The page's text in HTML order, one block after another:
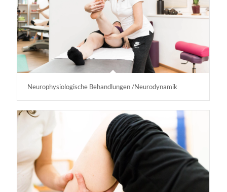
Neurophysiologische Behandlungen /Neurodynamik